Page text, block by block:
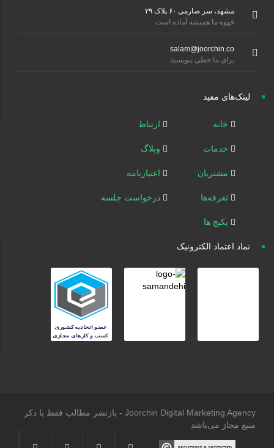
مشهد، سر صارمی ۶۰ پلاک ۲۹
قهوه ما همیشه آماده است
salam@joorchin.co
برای ما خطی بنویسید
لینک‌های مفید
خانه
خدمات
مشتریان
تعرفه‌ها
پکیج ها
ارتباط
وبلاگ
اعتبارنامه
درخواست جلسه
نماد اعتماد الکترونیک
Joorchin Digital Marketing Agency - بازنشر مطالب فقط با ذکر
منبع مجاز می‌باشد